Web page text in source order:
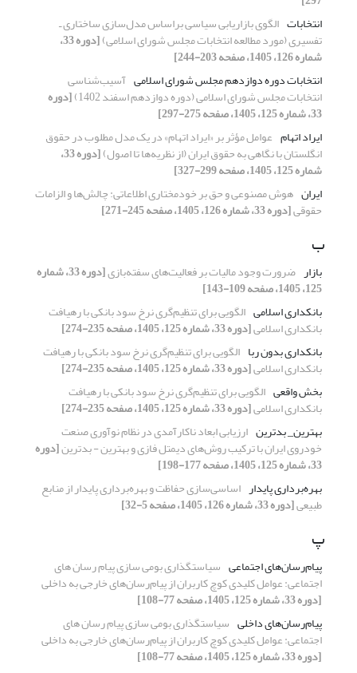
انتخابات الگوی بازاریابی سیاسی براساس مدل‌سازی ساختاری ـ
تفسیری (مورد مطالعه انتخابات مجلس شورای اسلامی) [دوره 33،
شماره 126، 1405، صفحه 203-244]
انتخابات دوره دوازدهم مجلس شورای اسلامی آسیب‌شناسی
انتخابات مجلس شورای اسلامی (دوره دوازدهم اسفند 1402) [دوره
33، شماره 125، 1405، صفحه 275-297]
ایراد اتهام عوامل مؤثر بر «ایراد اتهام» در یک مدل مطلوب در حقوق
انگلستان با نگاهی به حقوق ایران (از نظریه‌ها تا اصول) [دوره 33،
شماره 125، 1405، صفحه 299-327]
ایران هوش مصنوعی و حق بر خودمختاری اطلاعاتی: چالش‌ها و الزامات
حقوقی[دوره 33، شماره 126، 1405، صفحه 245-271]
ب
بازار ضرورت وجود مالیات بر فعالیت‌های سفته‌بازی [دوره 33، شماره
125، 1405، صفحه 109-143]
بانکداری اسلامی الگویی برای تنظیم‌گری نرخ سود بانکی با رهیافت
بانکداری اسلامی[دوره 33، شماره 125، 1405، صفحه 235-274]
بانکداری بدون ربا الگویی برای تنظیم‌گری نرخ سود بانکی با رهیافت
بانکداری اسلامی[دوره 33، شماره 125، 1405، صفحه 235-274]
بخش واقعی الگویی برای تنظیم‌گری نرخ سود بانکی با رهیافت
بانکداری اسلامی[دوره 33، شماره 125، 1405، صفحه 235-274]
بهترین_ بدترین ارزیابی ابعاد ناکارآمدی در نظام نوآوری صنعت
خودروی ایران با ترکیب روش‌های دیمتل فازی و بهترین - بدترین[دوره
33، شماره 125، 1405، صفحه 177-198]
بهره‌برداری پایدار اساسی‌سازی حفاظت و بهره‌برداری پایدار از منابع‌
طبیعی[دوره 33، شماره 126، 1405، صفحه 5-32]
پ
پیام‌رسان‌های اجتماعی سیاستگذاری بومی سازی پیام رسان های
اجتماعی: عوامل کلیدی کوچ کاربران از پیام‌رسان‌های خارجی به داخلی
[دوره 33، شماره 125، 1405، صفحه 77-108]
پیام‌رسان‌های داخلی سیاستگذاری بومی سازی پیام رسان های
اجتماعی: عوامل کلیدی کوچ کاربران از پیام‌رسان‌های خارجی به داخلی
[دوره 33، شماره 125، 1405، صفحه 77-108]